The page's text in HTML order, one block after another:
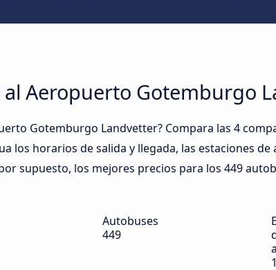
Aeropuerto Gotemburgo
Gotemburgo Landvetter? Compara las 4
los horarios de salida y llegada, las estaciones
supuesto, los mejores precios para los 449
Autobuses
449
1